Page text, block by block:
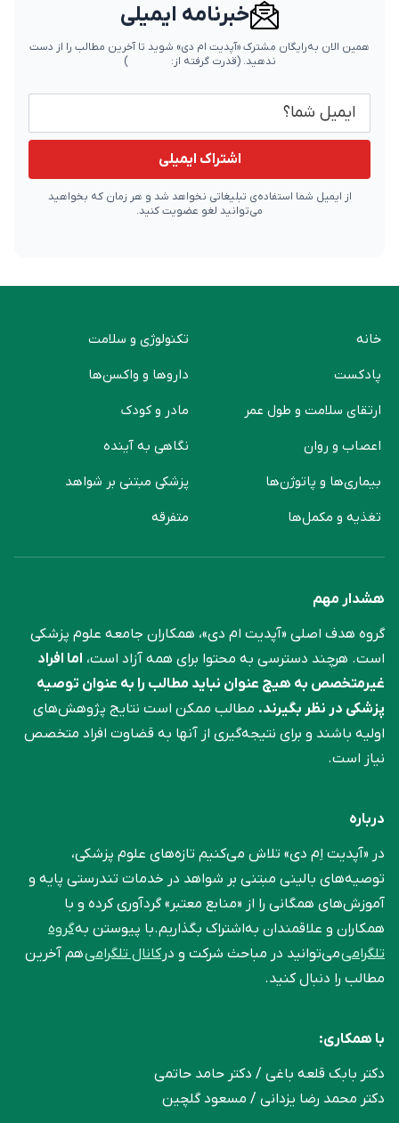
خبرنامه ایمیلی
همین الان به‌رایگان مشترک «آپدیت ام دی» شوید تا آخرین مطالب را از دست
ندهید.(قدرت گرفته از: )
اشتراک ایمیلی
از ایمیل شما استفاده‌ی تبلیغاتی نخواهد شد و هر زمان که بخواهید
می‌توانید لغو عضویت کنید.
خانه
پادکست
ارتقای سلامت و طول عمر
اعصاب و روان
بیماری‌ها و پاتوژن‌ها
تغذیه و مکمل‌ها
تکنولوژی و سلامت
دارو‌ها و واکسن‌ها
مادر و کودک
نگاهی به آینده
پزشکی مبتنی بر شواهد
متفرقه
هشدار مهم
گروه هدف اصلی «آپدیت ام دی»، همکاران جامعه علوم ‌پزشکی
است. هرچند دسترسی به محتوا برای همه آزاد است، اما افراد
غیرمتخصص به هیچ عنوان نباید مطالب را به عنوان توصیه
پزشکی در نظر بگیرند. مطالب ممکن است نتایج پژوهش‌های
اولیه باشند و برای نتیجه‌گیری از آنها به قضاوت افراد متخصص
نیاز است.
درباره
در «آپدیت اِم دی» تلاش می‌کنیم تازه‌های علوم پزشکی،
توصیه‌های بالینی مبتنی بر شواهد در خدمات تندرستی پایه و
آموزش‌های همگانی را از «منابع معتبر» گردآوری کرده و با
همکاران و علاقمندان به‌اشتراک بگذاریم.با پیوستن بهگروه
تلگرامیمی‌توانید در مباحث شرکت و درکانال تلگرامیهم آخرین
مطالب را دنبال کنید.
با همکاری:
دکتر بابک قلعه‌ باغی / دکتر حامد حاتمی
دکتر محمد رضا یزدانی / مسعود گلچین